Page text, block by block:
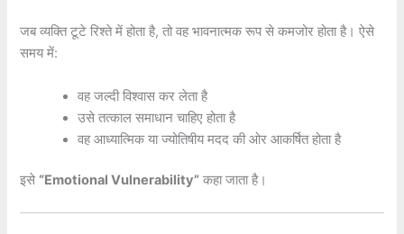
जब व्यक्ति टूटे रिश्ते में होता है, तो वह भावनात्मक रूप से कमजोर होता है। ऐसे
समय में:
वह जल्दी विश्वास कर लेता है
उसे तत्काल समाधान चाहिए होता है
वह आध्यात्मिक या ज्योतिषीय मदद की ओर आकर्षित होता है
इसे “Emotional Vulnerability” कहा जाता है।